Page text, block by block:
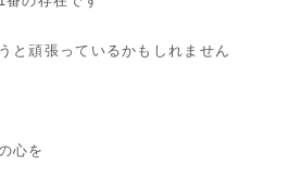
頑張っているかもしれません
心を